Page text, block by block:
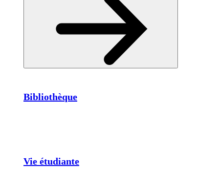
Bibliothèque
Vie étudiante